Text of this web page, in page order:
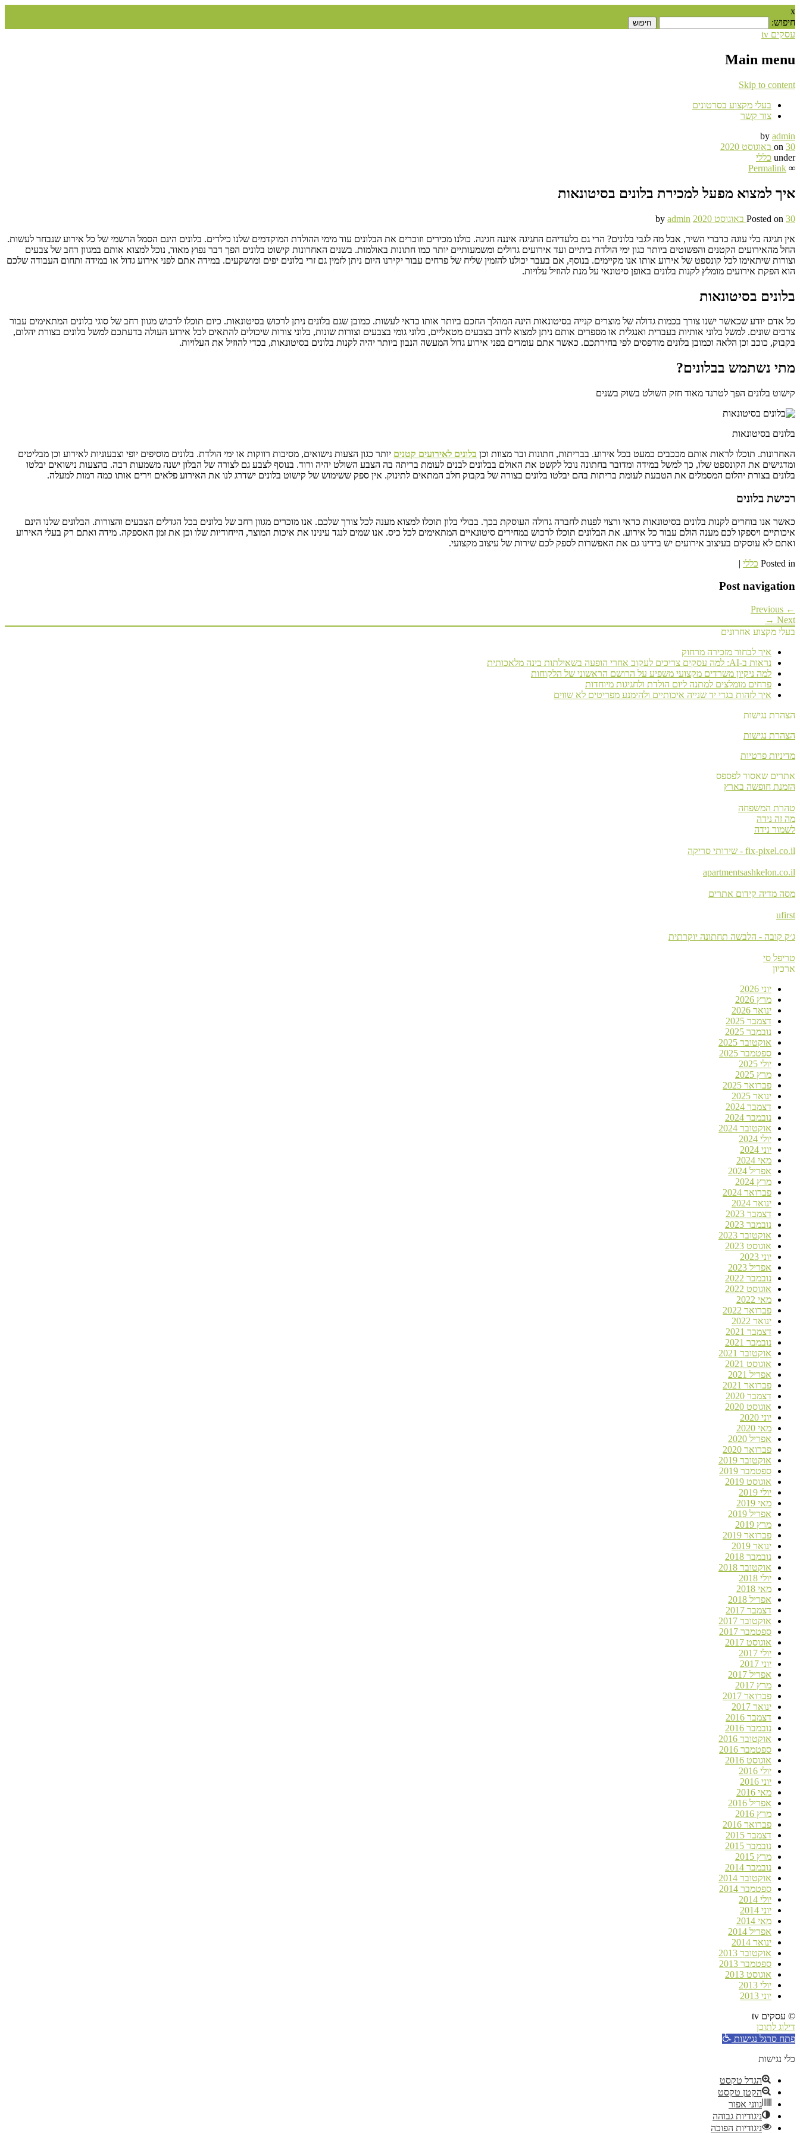
x
חיפוש:
עסקים tv
Main menu
Skip to content
בעלי מקצוע בסרטונים
צור קשר
by admin
on 30 באוגוסט 2020
under כללי
∞
Permalink
איך למצוא מפעל למכירת בלונים בסיטונאות
Posted on 30 באוגוסט 2020 by admin
אין חגיגה בלי עוגה כדברי השיר, אבל מה לגבי בלונים? הרי גם בלעדיהם החגיגה איננה חגיגה. כולנו מכירים וזוכרים את הבלונים עוד מימי ההולדת המוקדמים שלנו כילדים. בלונים הינם הסמל הרשמי של כל אירוע שנבחר לעשות.
החל מהאירועים הקטנים והפשוטים ביותר כגון ימי הולדת ביתיים ועד אירועים גדולים ומשמעותיים יותר כמו חתונות באולמות. בשנים האחרונות קישוט בלונים הפך דבר נפוץ מאוד, נוכל למצוא אותם במגוון רחב של צבעים
וצורות שיתאימו לכל קונספט של אירוע אותו אנו מקיימים. בנוסף, אם בעבר יכולנו להזמין שליח של פרחים עבור יקירנו היום ניתן לזמין גם זרי בלונים יפים ומושקעים. במידה אתם לפני אירוע גדול או במידה ותחום העבודה שלכם
הוא הפקת אירועים מומלץ לקנות בלונים באופן סיטונאי על מנת להוזיל עלויות.
בלונים בסיטונאות
כל אדם יודע שכאשר ישנו צורך בכמות גדולה של מוצרים קנייה בסיטונאות הינה המהלך החכם ביותר אותו כדאי לעשות. כמובן שגם בלונים ניתן לרכוש בסיטונאות. כיום תוכלו לרכוש מגוון רחב של סוגי בלונים המתאימים עבור
צרכים שונים. למשל בלוני אותיות בעברית ואנגלית או מספרים אותם ניתן למצוא לרוב בצבעים מטאליים, בלוני גומי בצבעים וצורות שונות, בלוני צורות שיכולים להתאים לכל אירוע העולה בדעתכם למשל בלונים בצורת יהלום,
בקבוק, כוכב וכן הלאה וכמובן בלונים מודפסים לפי בחירתכם. כאשר אתם עומדים בפני אירוע גדול המעשה הנבון ביותר יהיה לקנות בלונים בסיטונאות, בכדי להוזיל את העלויות.
מתי נשתמש בבלונים?
קישוט בלונים הפך לטרנד מאוד חזק השולט בשוק בשנים
בלונים בסיטונאות
האחרונות. תוכלו לראות אותם מככבים כמעט בכל אירוע. בבריתות, חתונות ובר מצוות וכן בלונים לאירועים קטנים יותר כגון הצעות נישואים, מסיבות רווקות או ימי הולדת. בלונים מוסיפים יופי וצבעוניות לאירוע וכן מבליטים
ומדגישים את הקונספט שלו, כך למשל במידה ומדובר בחתונה נוכל לקשט את האולם בבלונים לבנים לעומת בריתה בה הצבע השולט יהיה ורוד. בנוסף לצבע גם לצורה של הבלון ישנה משמעות רבה. בהצעות נישואים יבלטו
בלונים בצורת יהלום המסמלים את הטבעת לעומת בריתות בהם יבלטו בלונים בצורה של בקבוק חלב המתאים לתינוק. אין ספק ששימוש של קישוט בלונים ישדרג לנו את האירוע פלאים וירים אותו כמה רמות למעלה.
רכישת בלונים
כאשר אנו בוחרים לקנות בלונים בסיטונאות כדאי ורצוי לפנות לחברה גדולה העוסקת בכך. בבולי בלון תוכלו למצוא מענה לכל צורך שלכם. אנו מוכרים מגוון רחב של בלונים בכל הגדלים הצבעים והצורות. הבלונים שלנו הינם
איכותיים ויספקו לכם מענה הולם עבור כל אירוע. את הבלונים תוכלו לרכוש במחירים סיטונאיים המתאימים לכל כיס. אנו שמים לנגד עינינו את איכות המוצר, הייחודיות שלו וכן את זמן האספקה. מידה ואתם רק בעלי האירוע
ואתם לא עוסקים בעיצוב אירועים יש בידינו גם את האפשרות לספק לכם שירות של עיצוב מקצועי.
Posted in כללי |
Post navigation
← Previous
Next →
בעלי מקצוע אחרונים
איך לבחור מזכירה מרחוק
נראות ב-AI: למה עסקים צריכים לעקוב אחרי הופעה בשאילתות בינה מלאכותית
למה ניקיון משרדים מקצועי משפיע על הרושם הראשוני של הלקוחות
פרחים מומלצים למתנה ליום הולדת ולחגיגות מיוחדות
איך לזהות בגדי יד שנייה איכותיים ולהימנע מפריטים לא שווים
הצהרת נגישות
הצהרת נגישות
מדיניות פרטיות
אתרים שאסור לפספס
הזמנת חופשה בארץ
טהרת המשפחה
מה זה נידה
לשמור נידה
fix-pixel.co.il - שירותי סריקה
apartmentsashkelon.co.il
מסה מדיה קידום אתרים
ufirst
ג׳ק קובה - הלבשה תחתונה יוקרתית
טריפל סי
ארכיון
יוני 2026
מרץ 2026
ינואר 2026
דצמבר 2025
נובמבר 2025
אוקטובר 2025
ספטמבר 2025
יולי 2025
מרץ 2025
פברואר 2025
ינואר 2025
דצמבר 2024
נובמבר 2024
אוקטובר 2024
יולי 2024
יוני 2024
מאי 2024
אפריל 2024
מרץ 2024
פברואר 2024
ינואר 2024
דצמבר 2023
נובמבר 2023
אוקטובר 2023
אוגוסט 2023
יוני 2023
אפריל 2023
נובמבר 2022
אוגוסט 2022
מאי 2022
פברואר 2022
ינואר 2022
דצמבר 2021
נובמבר 2021
אוקטובר 2021
אוגוסט 2021
אפריל 2021
פברואר 2021
דצמבר 2020
אוגוסט 2020
יוני 2020
מאי 2020
אפריל 2020
פברואר 2020
אוקטובר 2019
ספטמבר 2019
אוגוסט 2019
יולי 2019
מאי 2019
אפריל 2019
מרץ 2019
פברואר 2019
ינואר 2019
נובמבר 2018
אוקטובר 2018
יולי 2018
מאי 2018
אפריל 2018
דצמבר 2017
אוקטובר 2017
ספטמבר 2017
אוגוסט 2017
יולי 2017
יוני 2017
אפריל 2017
מרץ 2017
פברואר 2017
ינואר 2017
דצמבר 2016
נובמבר 2016
אוקטובר 2016
ספטמבר 2016
אוגוסט 2016
יולי 2016
יוני 2016
מאי 2016
אפריל 2016
מרץ 2016
פברואר 2016
דצמבר 2015
נובמבר 2015
מרץ 2015
נובמבר 2014
אוקטובר 2014
ספטמבר 2014
יולי 2014
יוני 2014
מאי 2014
אפריל 2014
ינואר 2014
אוקטובר 2013
ספטמבר 2013
אוגוסט 2013
יולי 2013
יוני 2013
© עסקים tv
דילוג לתוכן
פתח סרגל נגישות
כלי נגישות
הגדל טקסט
הקטן טקסט
גווני אפור
ניגודיות גבוהה
ניגודיות הפוכה